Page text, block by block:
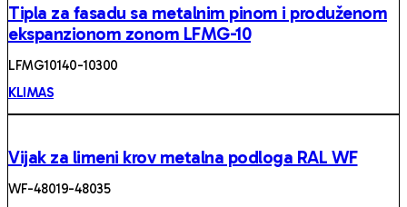
Tipla za fasadu sa metalnim pinom i produženom
ekspanzionom zonom LFMG-10
LFMG10140-10300
KLIMAS
Vijak za limeni krov metalna podloga RAL WF
WF-48019-48035